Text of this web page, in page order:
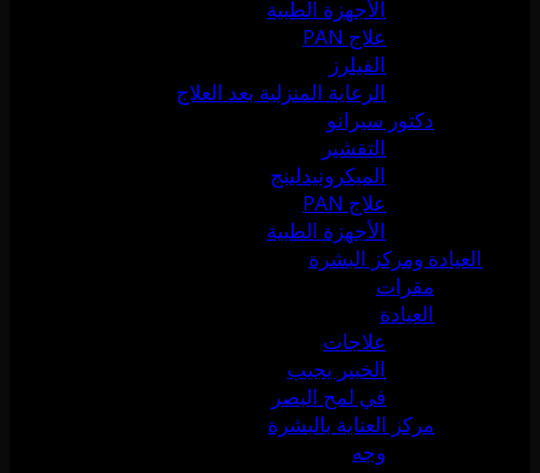
الأجهزة الطبية
علاج PAN
الفيلرز
الرعاية المنزلية بعد العلاج
دكتور سيرانو
التقشير
الميكرونيدلينج
علاج PAN
الأجهزة الطبية
العيادة ومركز البشرة
مقرات
العيادة
علاجات
الخبير يجيب
في لمح البصر
مركز العناية بالبشرة
وجه